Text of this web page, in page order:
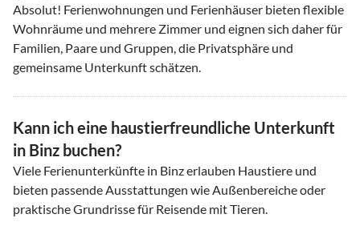
Absolut! Ferienwohnungen und Ferienhäuser bieten flexible
Wohnräume und mehrere Zimmer und eignen sich daher für
Familien, Paare und Gruppen, die Privatsphäre und
gemeinsame Unterkunft schätzen.
Kann ich eine haustierfreundliche Unterkunft
in Binz buchen?
Viele Ferienunterkünfte in Binz erlauben Haustiere und
bieten passende Ausstattungen wie Außenbereiche oder
praktische Grundrisse für Reisende mit Tieren.